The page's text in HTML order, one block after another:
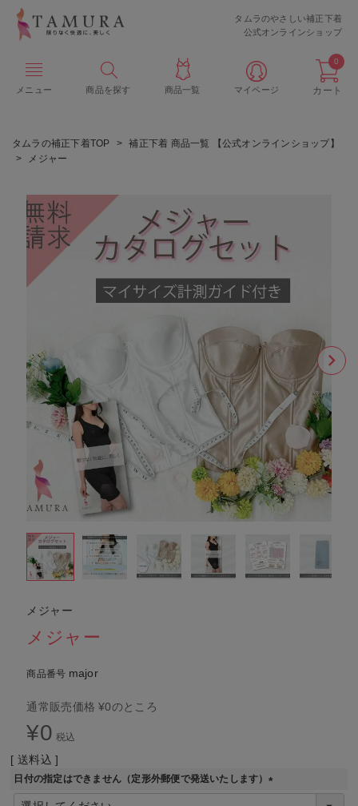
タムラのやさしい補正下着
公式オンラインショップ
メニュー 商品を探す 商品一覧 マイページ カート
0
タムラの補正下着TOP
補正下着 商品一覧 【公式オンラインショップ】
メジャー
メジャー
メジャー
商品番号 major
通常販売価格 ¥0のところ
¥0 税込
送料込
日付の指定はできません（定形外郵便で発送いたします）